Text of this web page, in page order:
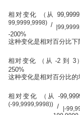
相对变化 （从
99,9999,9998) /
-200%
这种变化是相对百分比下
相对变化 （从 -2 到 3
250%
这种变化是相对百分比的
相对变化 （从 -
(-99,9999,9998)) / |-